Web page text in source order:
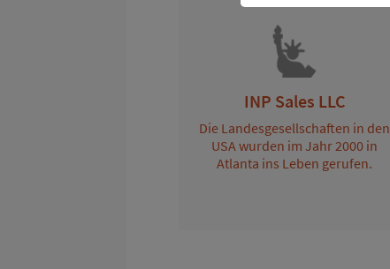
INP Sales LLC
Die Landesgesellschaften in den
USA wurden im Jahr 2000 in
Atlanta ins Leben gerufen.